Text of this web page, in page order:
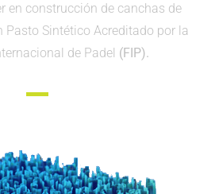
en construcción de canchas de
Pasto Sintético Acreditado por la
de Padel (FIP).